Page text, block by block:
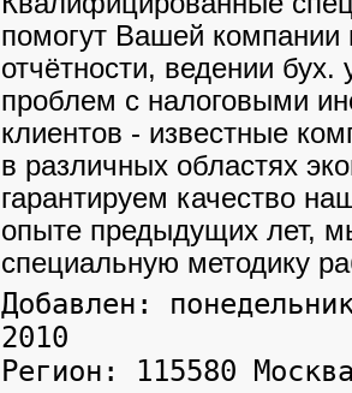
помогут Вашей компании
отчётности, ведении
проблем с налоговыми
клиентов - известные
в различных областях
гарантируем качество
опыте предыдущих лет,
специальную методику
Добавлен:
2010
Регион: 115580